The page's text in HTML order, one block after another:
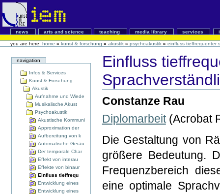
news arts and science teaching media library services
you are here: home » kunst & forschung » akustik » psychoakustik » einfluss tieffrequenter
navigation
Infos & Services
Kunst & Forschung
Akustik
Aufnahme und Wiede
Musikalische Akust
Psychoakustik
Akustische Kommuni
Approximation der
Aufbereitung von k
Automatische Geräu
Der temporale Char
Effekt von interau
Effekte von binaur
Einfluss tieffrequ
Entwicklung eines
Entwicklung eines
Einfluss
Constanze Rau
Diplomarbeit(Acrobat
Die Gestaltung von
größere Bedeutung.
Frequenzbereich
eine optimale